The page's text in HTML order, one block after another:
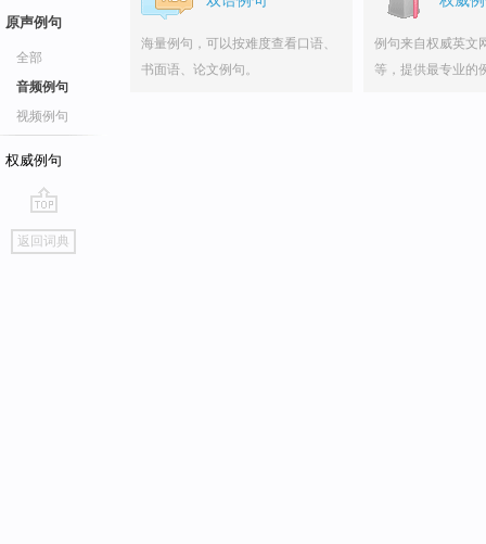
原声例句
全部
音频例句
视频例句
权威例句
go
top
返回词典
海量例句，可以按难度查看口语、
书面语、论文例句。
例句来自权威英文
等，提供最专业的